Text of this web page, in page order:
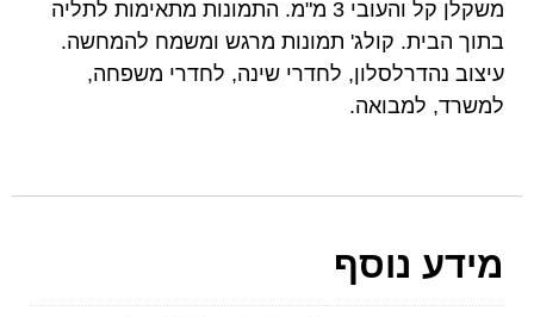
משקלן קל והעובי 3 מ"מ. התמונות מתאימות לתליה
בתוך הבית. קולג' תמונות מרגש ומשמח להמחשה.
עיצוב נהדרלסלון, לחדרי שינה, לחדרי משפחה,
למשרד, למבואה.
מידע נוסף